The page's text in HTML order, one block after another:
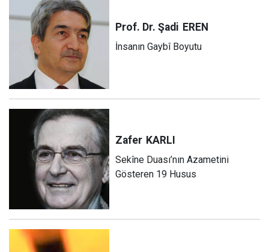
Prof. Dr. Şadi EREN
İnsanın Gaybî Boyutu
Zafer KARLI
Sekîne Duası’nın Azametini
Gösteren 19 Husus